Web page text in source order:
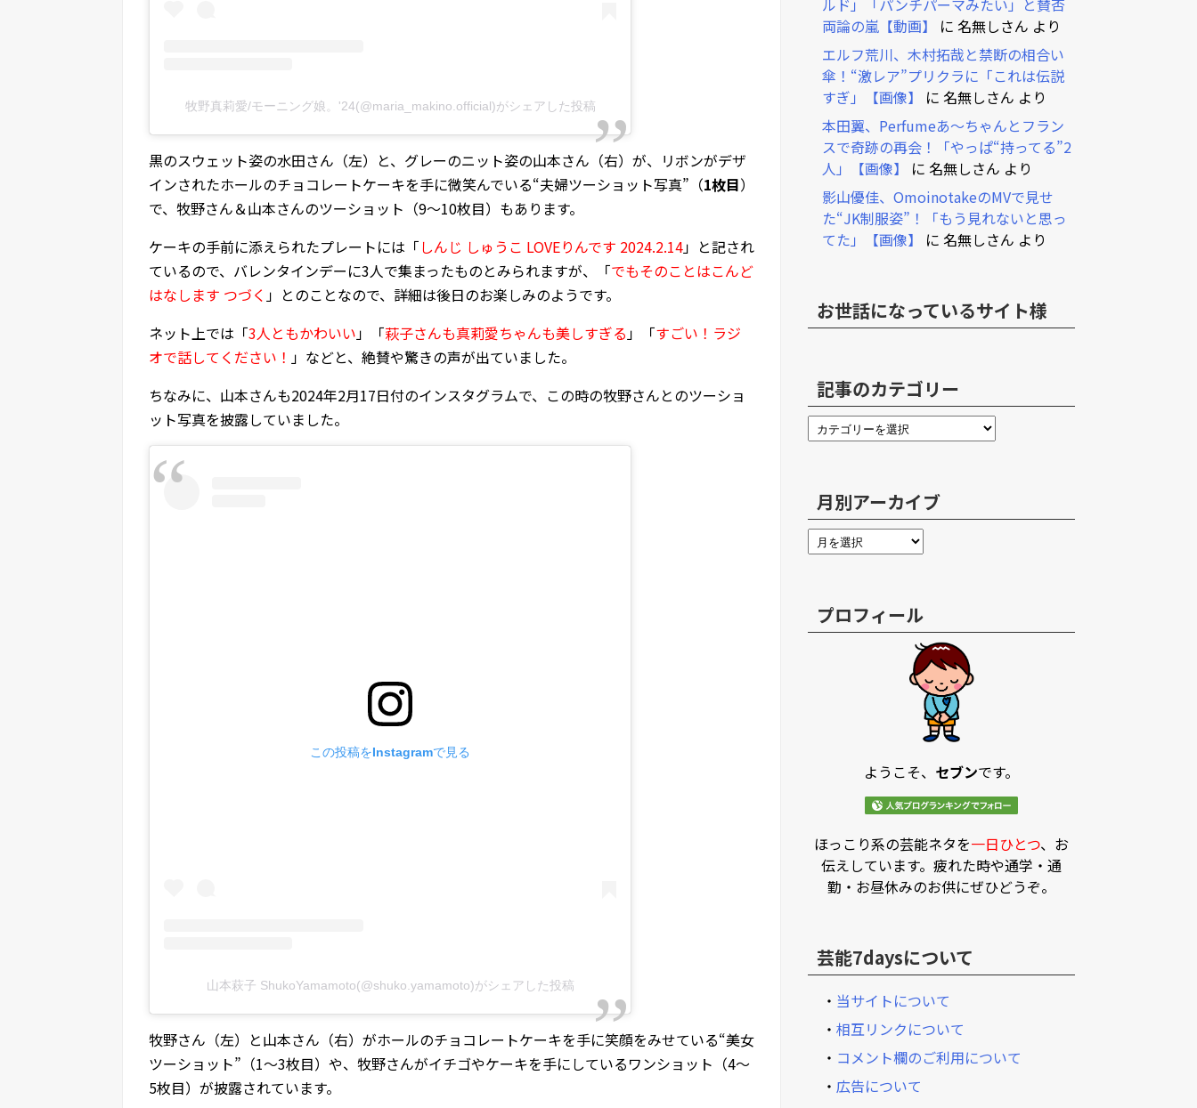
牧野真莉愛/モーニング娘。'24(@maria_makino.official)がシェアした投稿
黒のスウェット姿の水田さん（左）と、グレーのニット姿の山本さん（右）が、リボンがデザ
インされたホールのチョコレートケーキを手に微笑んでいる“夫婦ツーショット写真”（1枚目）
で、牧野さん＆山本さんのツーショット（9～10枚目）もあります。
ケーキの手前に添えられたプレートには「しんじ しゅうこ LOVEりんです 2024.2.14」と記され
ているので、バレンタインデーに3人で集まったものとみられますが、「でもそのことはこんど
はなします つづく」とのことなので、詳細は後日のお楽しみのようです。
ネット上では「3人ともかわいい」「萩子さんも真莉愛ちゃんも美しすぎる」「すごい！ラジ
オで話してください！ 」などと、絶賛や驚きの声が出ていました。
ちなみに、山本さんも2024年2月17日付のインスタグラムで、この時の牧野さんとのツーショ
ット写真を披露していました。
この投稿をInstagramで見る
山本萩子 ShukoYamamoto(@shuko.yamamoto)がシェアした投稿
牧野さん（左）と山本さん（右）がホールのチョコレートケーキを手に笑顔をみせている“美女
ツーショット”（1～3枚目）や、牧野さんがイチゴやケーキを手にしているワンショット（4～
5枚目）が披露されています。
両論の嵐【動画】
に 名無しさん より
エルフ荒川、木村拓哉と禁断の相合い
傘！“激レア”プリクラに「これは伝説
すぎ」【画像】
に 名無しさん より
本田翼、Perfumeあ～ちゃんとフラン
スで奇跡の再会！「やっぱ“持ってる”2
人」【画像】
に 名無しさん より
影山優佳、OmoinotakeのMVで見せ
た“JK制服姿”！「もう見れないと思っ
てた」【画像】
に 名無しさん より
お世話になっているサイト様
記事のカテゴリー
月別アーカイブ
プロフィール
ようこそ、 セブンです。
ほっこり系の芸能ネタを一日ひとつ、お
伝えしています。疲れた時や通学・通
勤・お昼休みのお供にぜひどうぞ。
芸能7daysについて
・ 当サイトについて
・ 相互リンクについて
・ コメント欄のご利用について
・ 広告について